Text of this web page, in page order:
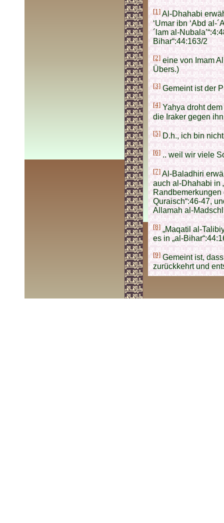
[1]Al-Dhahabi
‘Umar ibn ‘Abd al-
´lam al-
Bihar“:44:163/2
[2]eine von Imam
Übers.)
[3]Gemeint ist der
[4]Yahya droht
die Iraker gegen
[5]D.h., ich bin
[6].. weil wir viele
[7]Al-Baladhiri
auch al-Dhahabi in
Randbemerkungen
Quraisch“:46-47,
Allamah al-
[8]„Maqatil al-
es in „al-
[9]Gemeint ist,
zurückkehrt und